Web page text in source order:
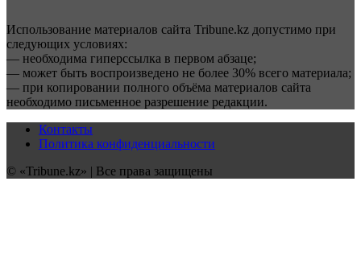
Использование материалов сайта Tribune.kz допустимо при
следующих условиях:
— необходима гиперссылка в первом абзаце;
— может быть воспроизведено не более 30% всего материала;
— при копировании полного объёма материалов сайта
необходимо письменное разрешение редакции.
Контакты
Политика конфиденциальности
© «Tribune.kz» | Все права защищены